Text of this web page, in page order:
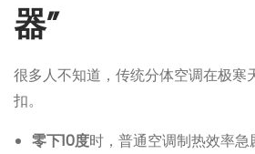
器”
很多人不知道，传统分体空调在极寒
扣。
零下10度时，普通空调制热效率